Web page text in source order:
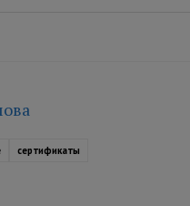
сертификаты